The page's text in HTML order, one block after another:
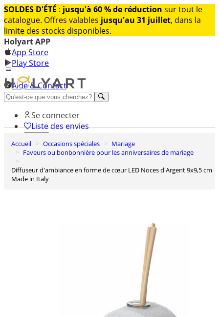
SOLDES D'ÉTÉ : jusqu'à 60 % de réduction sur tout le
catalogue. Offres valables jusqu'au 31 juillet, dans la
limite des stocks disponibles.
Holyart APP
App Store
Play Store
Aide & Contact
Découvrez Premium
Se connecter
Liste des envies
0
Panier
Accueil Occasions spéciales
Mariage
Faveurs ou bonbonnière pour les anniversaires de mariage
Diffuseur d'ambiance en forme de cœur LED Noces d'Argent 9x9,5 cm
Made in Italy